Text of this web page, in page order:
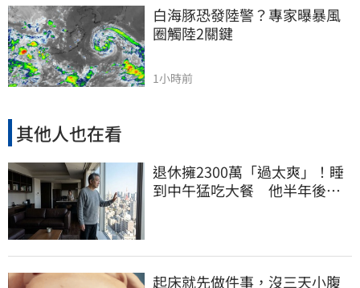
白海豚恐發陸警？專家曝暴風
圈觸陸2關鍵
1小時前
其他人也在看
退休擁2300萬「過太爽」！睡
到中午猛吃大餐 他半年後絕
起床就先做件事，沒三天小腹